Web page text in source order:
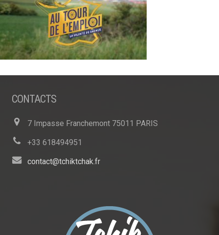
CONTACTS
7 Impasse Franchemont 75011 PARIS
+33 618494951
contact@tchiktchak.fr